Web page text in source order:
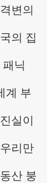
변의
의 집
닉
계 부
실이
리만
산 붕